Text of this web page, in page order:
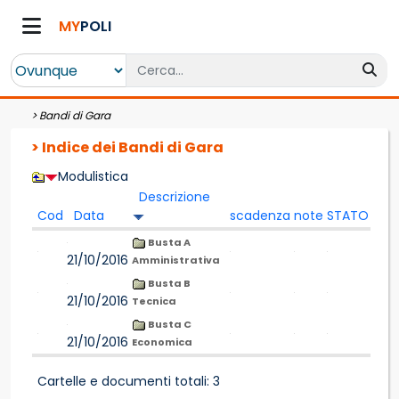
MYPOLI
>Bandi di Gara
> Indice dei Bandi di Gara
Modulistica
Cod Data
Descrizione
scadenza note STATO
21/10/2016
Busta A
Amministrativa
21/10/2016
Busta B
Tecnica
21/10/2016
Busta C
Economica
Cartelle e documenti totali: 3